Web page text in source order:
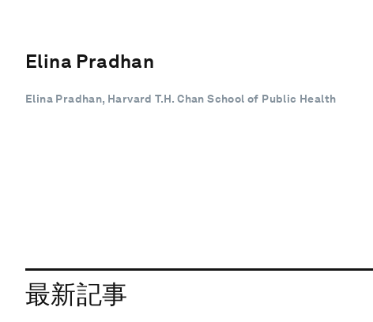
Elina Pradhan
Elina Pradhan, Harvard T.H. Chan School of Public Health
最新記事